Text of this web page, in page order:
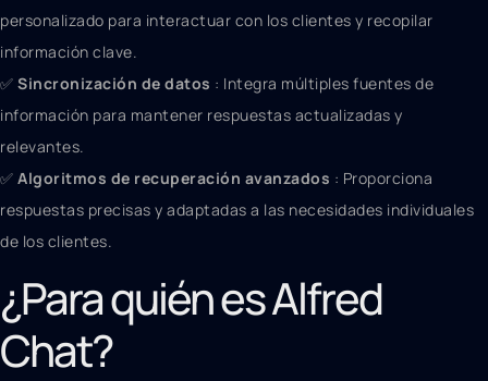
personalizado para interactuar con los clientes y recopilar
información clave.
✅ Sincronización de datos : Integra múltiples fuentes de
información para mantener respuestas actualizadas y
relevantes.
✅ Algoritmos de recuperación avanzados : Proporciona
respuestas precisas y adaptadas a las necesidades individuales
de los clientes.
¿Para quién es Alfred
Chat?